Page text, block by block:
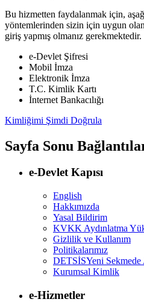
Bu hizmetten faydalanmak için,
yöntemlerinden sizin için uygun
giriş yapmış olmanız gerekmektedir.
e-Devlet Şifresi
Mobil İmza
Elektronik İmza
T.C. Kimlik Kartı
İnternet Bankacılığı
Kimliğimi Şimdi Doğrula
Sayfa Sonu
e-Devlet Kapısı
English
Hakkımızda
Yasal Bildirim
KVKK Aydınlatma
Gizlilik ve Kullanım
Politikalarımız
DETSİSYeni Sekmede
Kurumsal Kimlik
e-Hizmetler